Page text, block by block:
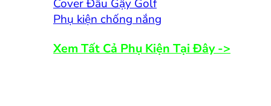
Cover Đầu Gậy Golf
Phụ kiện chống nắng
Xem Tất Cả Phụ Kiện Tại Đây ->